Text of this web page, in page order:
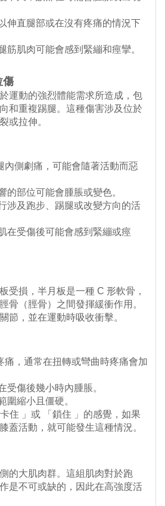
伸直腿部或在沒有疼痛的情況下
筋肌肉可能會感到緊繃和痙攣。
傷
運動的強烈體能需求所造成，包
和重複踢腿。這種傷害涉及位於
或拉伸。
內側劇痛，可能會隨著活動而惡
的部位可能會腫脹或變色。
涉及跑步、踢腿或改變方向的活
在受傷後可能會感到緊繃或痙
受損，半月板是一種 C 形軟骨，
骨（脛骨）之間發揮緩衝作用。
節，並在運動時吸收衝擊。
痛，通常在扭轉或彎曲時疼痛會加
受傷後幾小時內腫脹。
圍縮小且僵硬。
住 」或 「鎖住 」的感覺，如果
蓋活動，就可能發生這種情況。
的大肌肉群。這組肌肉對於跑
是不可或缺的，因此在高強度活